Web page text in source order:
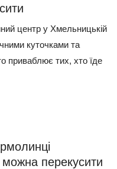
центр у Хмельницькій
куточками та
приваблює тих, хто їде
перекусити